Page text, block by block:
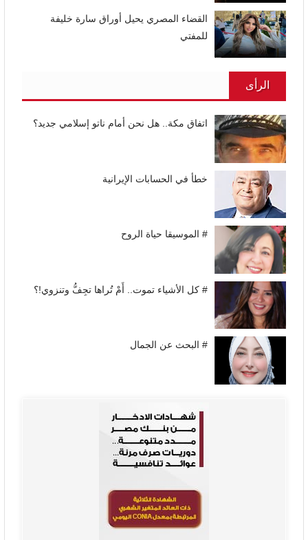
القضاء المصري يحيل أوراق سارة خليفة
للمفتي
الرأى
اتفاق مكة.. هل نحن أمام ناتو إسلامي جديد؟
خطأ في الحسابات الإيرانية
# الموسيقا حياة الروح
# كل الأشياء تموت.. أَمْ تُراها تجِفُّ وتنزوي!؟
# البحث عن الجمال